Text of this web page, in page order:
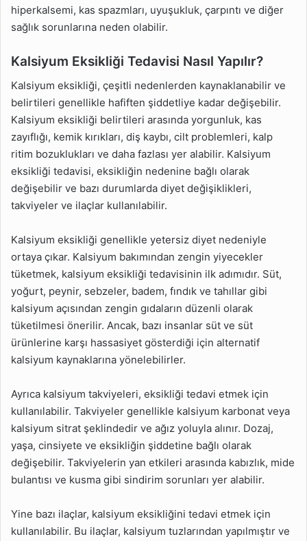
hiperkalsemi, kas spazmları, uyuşukluk, çarpıntı ve diğer
sağlık sorunlarına neden olabilir.
Kalsiyum Eksikliği Tedavisi Nasıl Yapılır?
Kalsiyum eksikliği, çeşitli nedenlerden kaynaklanabilir ve
belirtileri genellikle hafiften şiddetliye kadar değişebilir.
Kalsiyum eksikliği belirtileri arasında yorgunluk, kas
zayıflığı, kemik kırıkları, diş kaybı, cilt problemleri, kalp
ritim bozuklukları ve daha fazlası yer alabilir. Kalsiyum
eksikliği tedavisi, eksikliğin nedenine bağlı olarak
değişebilir ve bazı durumlarda diyet değişiklikleri,
takviyeler ve ilaçlar kullanılabilir.
Kalsiyum eksikliği genellikle yetersiz diyet nedeniyle
ortaya çıkar. Kalsiyum bakımından zengin yiyecekler
tüketmek, kalsiyum eksikliği tedavisinin ilk adımıdır. Süt,
yoğurt, peynir, sebzeler, badem, fındık ve tahıllar gibi
kalsiyum açısından zengin gıdaların düzenli olarak
tüketilmesi önerilir. Ancak, bazı insanlar süt ve süt
ürünlerine karşı hassasiyet gösterdiği için alternatif
kalsiyum kaynaklarına yönelebilirler.
Ayrıca kalsiyum takviyeleri, eksikliği tedavi etmek için
kullanılabilir. Takviyeler genellikle kalsiyum karbonat veya
kalsiyum sitrat şeklindedir ve ağız yoluyla alınır. Dozaj,
yaşa, cinsiyete ve eksikliğin şiddetine bağlı olarak
değişebilir. Takviyelerin yan etkileri arasında kabızlık, mide
bulantısı ve kusma gibi sindirim sorunları yer alabilir.
Yine bazı ilaçlar, kalsiyum eksikliğini tedavi etmek için
kullanılabilir. Bu ilaçlar, kalsiyum tuzlarından yapılmıştır ve